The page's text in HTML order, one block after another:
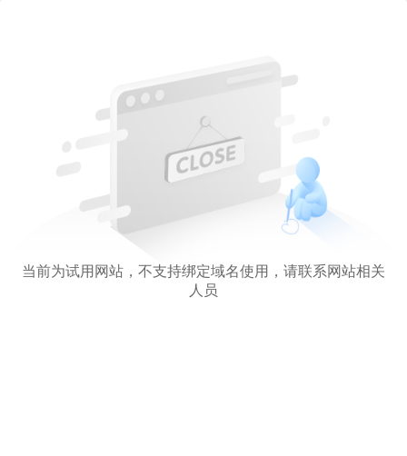
当前为试用网站，不支持绑定域名使用，请联系网站相关
人员